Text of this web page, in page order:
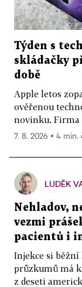
Týden s
skládačky
době
Apple letos
ověřenou
novinku. Firma
7. 8. 2026 ▪ 4 min.
LUDĚK
Nehladov,
vezmi
pacientů i
Injekce si
průzkumů má
z deseti